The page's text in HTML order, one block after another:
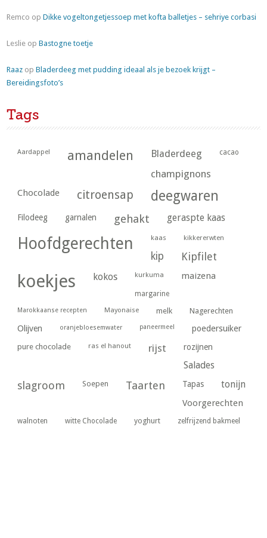
Remco opDikke vogeltongetjessoep met kofta balletjes – sehriye corbasi
Leslie opBastogne toetje
Raaz opBladerdeeg met pudding ideaal als je bezoek krijgt –
Bereidingsfoto’s
Tags
Aardappel amandelen Bladerdeeg cacao
champignons
Chocolade citroensap deegwaren
Filodeeg garnalen gehakt geraspte kaas
Hoofdgerechten kaas kikkererwten
kip Kipfilet
koekjes kokos kurkuma maizena
margarine
Marokkaanse recepten Mayonaise melk Nagerechten
Olijven oranjebloesemwater paneermeel poedersuiker
pure chocolade ras el hanout rijst rozijnen
Salades
slagroom Soepen Taarten Tapas tonijn
Voorgerechten
walnoten witte Chocolade yoghurt zelfrijzend bakmeel